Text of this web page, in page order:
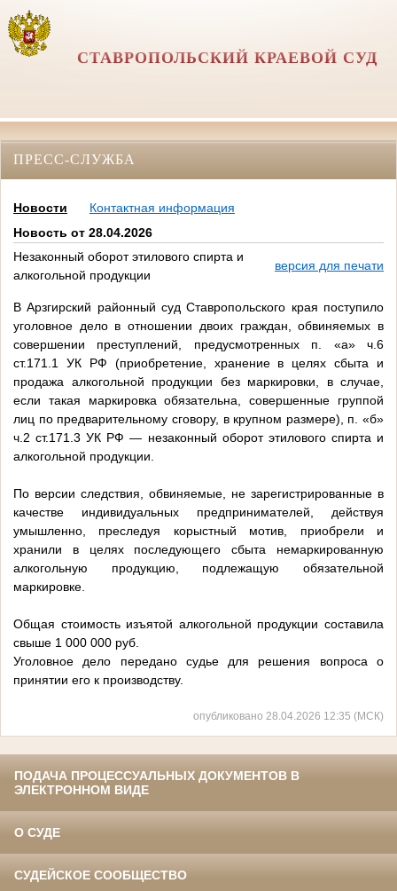
СТАВРОПОЛЬСКИЙ КРАЕВОЙ СУД
ПРЕСС-СЛУЖБА
Новости
Контактная информация
Новость от 28.04.2026
Незаконный оборот этилового спирта и
алкогольной продукции
версия для печати
В Арзгирский районный суд Ставропольского края поступило
уголовное дело в отношении двоих граждан, обвиняемых в
совершении преступлений, предусмотренных п. «а» ч.6
ст.171.1 УК РФ (приобретение, хранение в целях сбыта и
продажа алкогольной продукции без маркировки, в случае,
если такая маркировка обязательна, совершенные группой
лиц по предварительному сговору, в крупном размере), п. «б»
ч.2 ст.171.3 УК РФ — незаконный оборот этилового спирта и
алкогольной продукции.
По версии следствия, обвиняемые, не зарегистрированные в
качестве индивидуальных предпринимателей, действуя
умышленно, преследуя корыстный мотив, приобрели и
хранили в целях последующего сбыта немаркированную
алкогольную продукцию, подлежащую обязательной
маркировке.
Общая стоимость изъятой алкогольной продукции составила
свыше 1 000 000 руб.
Уголовное дело передано судье для решения вопроса о
принятии его к производству.
опубликовано 28.04.2026 12:35 (МСК)
ПОДАЧА ПРОЦЕССУАЛЬНЫХ ДОКУМЕНТОВ В
ЭЛЕКТРОННОМ ВИДЕ
О СУДЕ
СУДЕЙСКОЕ СООБЩЕСТВО